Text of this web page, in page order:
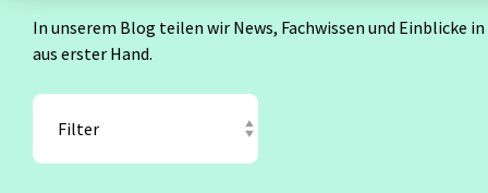
API Testing
Last- und Performance
Nutzerabnahmetest / UAT
Test
AI Testing RE@Agile Primer
In unserem Blog teilen wir News, Fachwissen und Einblicke
aus erster Hand.